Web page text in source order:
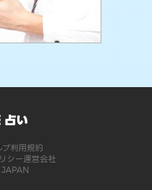
プ利用規約
シー運営会社